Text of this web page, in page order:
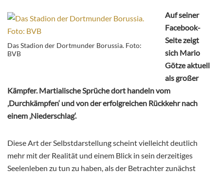
Das Stadion der Dortmunder Borussia. Foto:
BVB
Auf seiner
Facebook-
Seite zeigt
sich Mario
Götze aktuell
als großer
Kämpfer. Martialische Sprüche dort handeln vom
‚Durchkämpfen‘ und von der erfolgreichen Rückkehr nach
einem ‚Niederschlag‘.
Diese Art der Selbstdarstellung scheint vielleicht deutlich
mehr mit der Realität und einem Blick in sein derzeitiges
Seelenleben zu tun zu haben, als der Betrachter zunächst